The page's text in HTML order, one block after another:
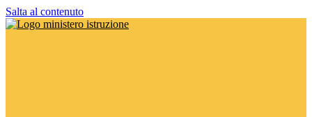
Salta al contenuto